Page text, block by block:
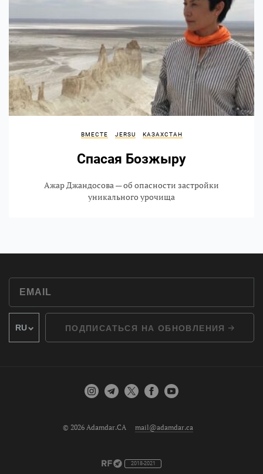
ВМЕСТЕ JERSU КАЗАХСТАН
Спасая Бозжыру
Ажар Джандосова — об опасности застройки
уникального урочища
ПОДПИСАТЬСЯ НА ОБНОВЛЕНИЯ
© 2026 Adamdar.CA mail@adamdar.ca
2018-2021